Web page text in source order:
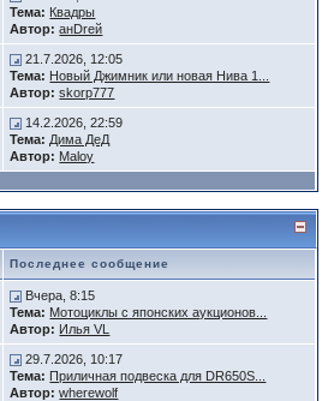
Тема: Квадры
Автор: анDrей
21.7.2026, 12:05
Тема: Новый Джимник или новая Нива 1...
Автор: skorp777
14.2.2026, 22:59
Тема: Дима ДеД
Автор: Maloy
Последнее сообщение
Вчера, 8:15
Тема: Мотоциклы с японских аукционов...
Автор: Илья VL
29.7.2026, 10:17
Тема: Приличная подвеска для DR650S...
Автор: wherewolf